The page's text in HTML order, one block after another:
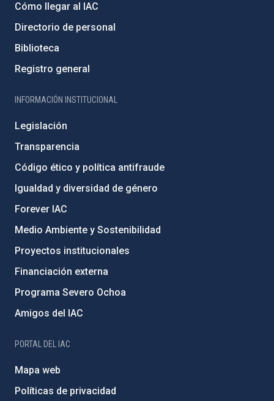
Cómo llegar al IAC
Directorio de personal
Biblioteca
Registro general
INFORMACIÓN INSTITUCIONAL
Legislación
Transparencia
Código ético y política antifraude
Igualdad y diversidad de género
Forever IAC
Medio Ambiente y Sostenibilidad
Proyectos institucionales
Financiación externa
Programa Severo Ochoa
Amigos del IAC
PORTAL DEL IAC
Mapa web
Políticas de privacidad